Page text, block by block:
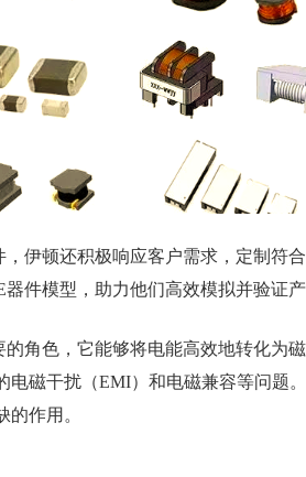
伊顿还积极响应客户需求，定制符
器件模型，助力他们高效模拟并验证
角色，它能够将电能高效地转化为
电磁干扰（EMI）和电磁兼容等问题
作用。